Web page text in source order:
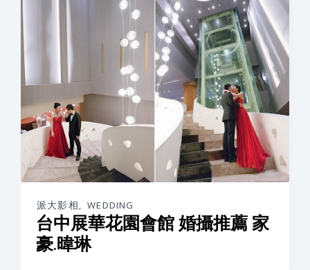
派大影相, WEDDING
台中展華花園會館 婚攝推薦 家
豪.暐琳